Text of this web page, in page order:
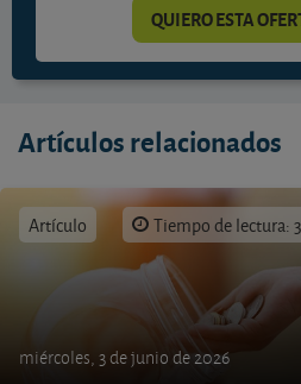
QUIERO ESTA
Artículos relacionados
Artículo Tiempo de lectura:
miércoles, 3 de junio de 2026